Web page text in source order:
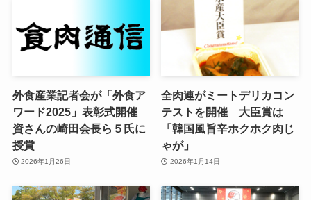
外食産業記者会が「外食ア
ワード2025」表彰式開催
資さんの崎田会長ら５氏に
授賞
2026年1月26日
全肉連がミートデリカコン
テストを開催 大臣賞は
「韓国風旨辛ホクホク肉じ
ゃが」
2026年1月14日